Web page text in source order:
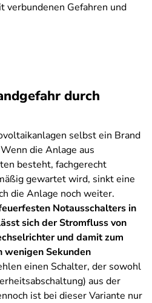
verbundenen Gefahren und
durch
selbst ein Brand
die Anlage aus
besteht, fachgerecht
gewartet wird, sinkt eine
die Anlage noch weiter.
Notausschalters in
sich der Stromfluss von
und damit zum
wenigen Sekunden
einen Schalter, der sowohl
aus der
ist bei dieser Variante nur